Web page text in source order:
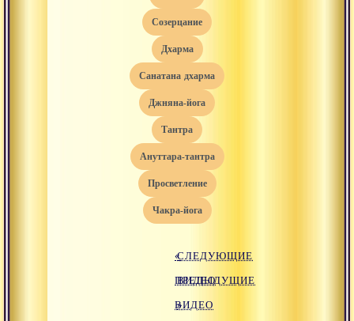
созерцание
дхарма
санатана дхарма
джняна-йога
тантра
ануттара-тантра
просветление
чакра-йога
«
ПРЕДЫДУЩИЕ
ВИДЕО
СЛЕДУЮЩИЕ
ВИДЕО
»